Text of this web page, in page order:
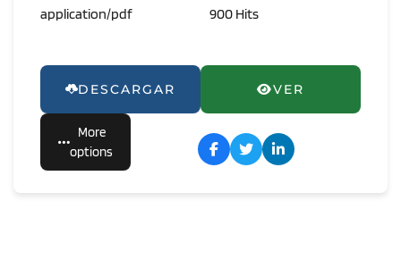
application/pdf 900 Hits
DESCARGAR VER
More
options